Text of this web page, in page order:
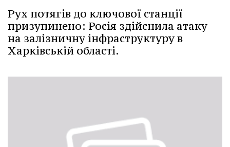
Рух потягів до ключової станції
призупинено: Росія здійснила атаку
на залізничну інфраструктуру в
Харківській області.